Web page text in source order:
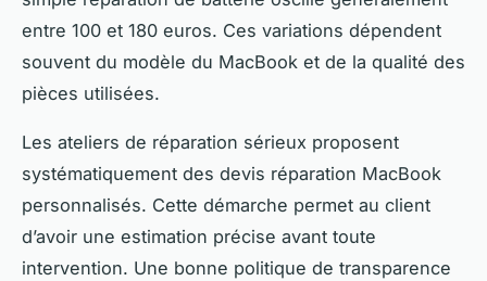
entre 100 et 180 euros. Ces variations dépendent
souvent du modèle du MacBook et de la qualité des
pièces utilisées.
Les ateliers de réparation sérieux proposent
systématiquement des devis réparation MacBook
personnalisés. Cette démarche permet au client
d’avoir une estimation précise avant toute
intervention. Une bonne politique de transparence